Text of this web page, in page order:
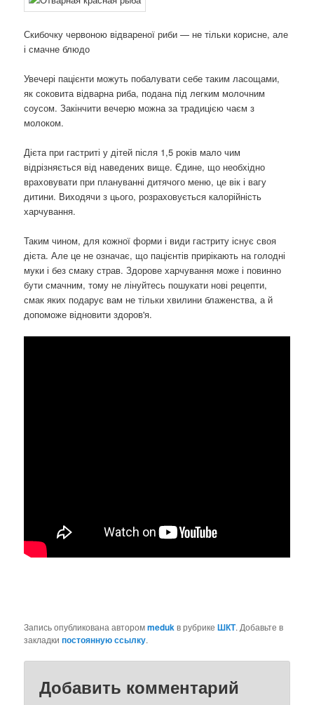
Скибочку червоною відвареної риби — не тільки корисне, але
і смачне блюдо
Увечері пацієнти можуть побалувати себе таким ласощами,
як соковита відварна риба, подана під легким молочним
соусом. Закінчити вечерю можна за традицією чаєм з
молоком.
Дієта при гастриті у дітей після 1,5 років мало чим
відрізняється від наведених вище. Єдине, що необхідно
враховувати при плануванні дитячого меню, це вік і вагу
дитини. Виходячи з цього, розраховується калорійність
харчування.
Таким чином, для кожної форми і види гастриту існує своя
дієта. Але це не означає, що пацієнтів прирікають на голодні
муки і без смаку страв. Здорове харчування може і повинно
бути смачним, тому не лінуйтесь пошукати нові рецепти,
смак яких подарує вам не тільки хвилини блаженства, а й
допоможе відновити здоров'я.
Запись опубликована авторомmeduk в рубрикеШКТ. Добавьте в
закладкипостоянную ссылку.
Добавить комментарий